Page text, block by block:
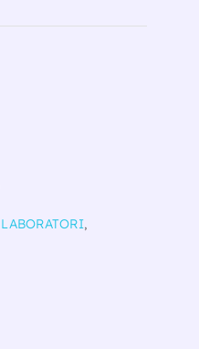
LABORATORI,